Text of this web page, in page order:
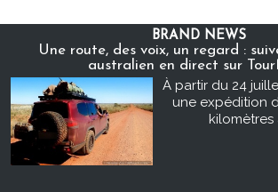
BRAND NEWS
Une route, des voix, un regard :
australien en direct sur
À partir du 24
une expédition
kilomètres